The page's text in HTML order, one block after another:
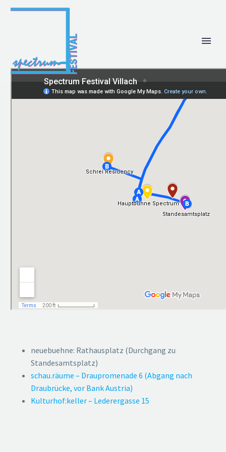
neuebuehne: Rathausplatz (Durchgang zu
Standesamtsplatz)
schau.räume – Draupromenade 6 (Abgang nach
Draubrücke, vor Bank Austria)
Kulturhof:keller – Lederergasse 15